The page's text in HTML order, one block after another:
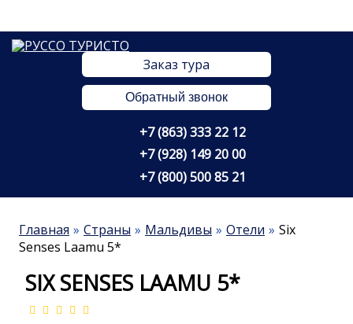
Заказ тура
Обратный звонок
+7 (863) 333 22 12
+7 (928) 149 20 00
+7 (800) 500 85 21
Главная Страны Мальдивы Отели
Six
Senses Laamu 5*
SIX SENSES LAAMU 5*